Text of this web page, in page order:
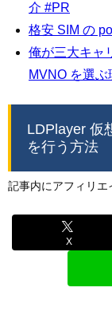
介 #PR
格安 SIM の
俺が三大キャ
MVNO を選ぶ
LDPlayer 仮
を行う方法
記事内にアフィリエ
X